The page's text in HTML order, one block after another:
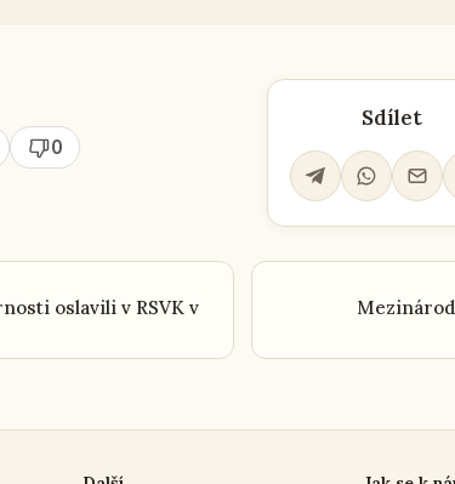
0
Sdílet
oslavili v RSVK v